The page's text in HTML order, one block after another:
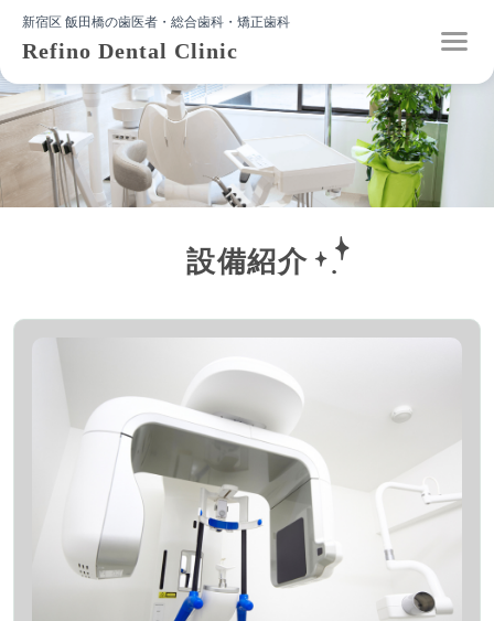
新宿区 飯田橋の歯医者・総合歯科・矯正歯科
Refino Dental Clinic
設備紹介